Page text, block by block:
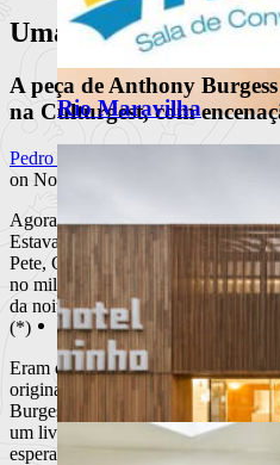
Rio Maravilha
O restaurante Matriarca, no
de verão 2
Ler mais+
Moda
Notícias
Eventos
Marcas
Beleza /Cosmética
Uma Laranja
A peça de Anthony
na Culturgest, com
Pedro Soares
on Novembro 21, 2008 at 4:45 pm
Agora?
Estava eu, eu quer dizer Alex, e os
Pete, Georgie e o Tapado,
no milquebar Korova puxando pela
da noite, uma sacana de noite
(*)
Eram estas as primeiras linhas de
original “A Clockwork Orange” –,
Burgess assinou em 1962. Na
um livro do desespero, ao qual o
esperança e, ao mesmo tempo, uma